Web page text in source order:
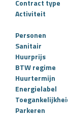
Contract type
Activiteit
Personen
Sanitair
Huurprijs
BTW regime
Huurtermijn
Energielabel
Parkeren